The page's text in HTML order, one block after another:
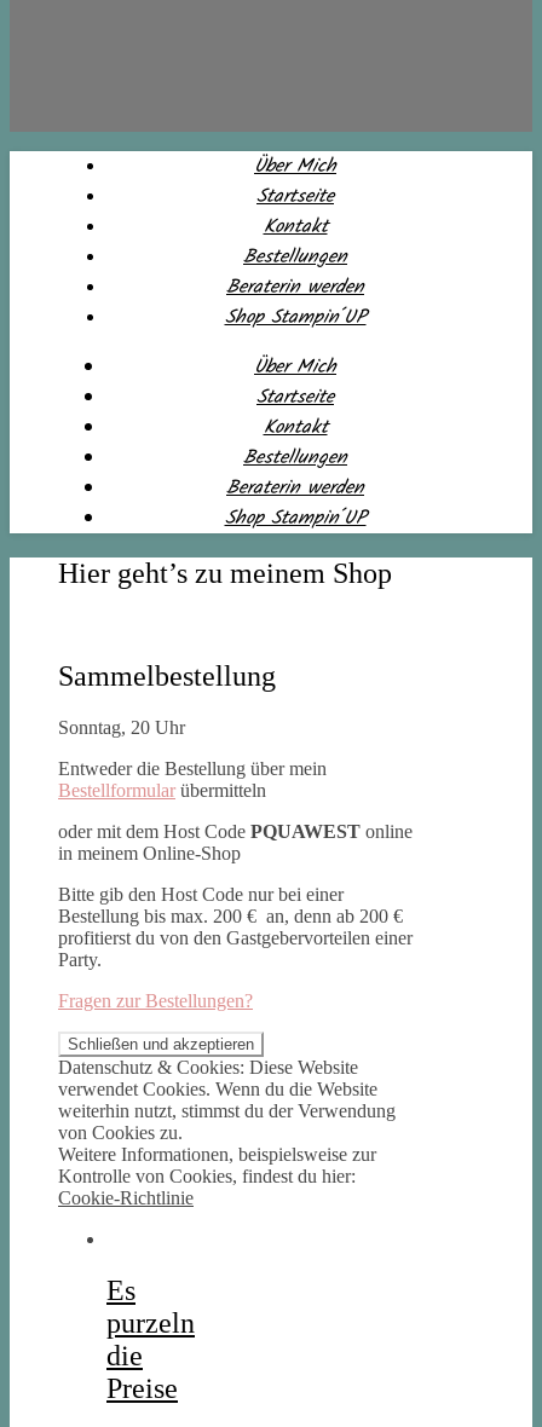
Über Mich
Startseite
Kontakt
Bestellungen
Beraterin werden
Shop Stampin´UP
Über Mich
Startseite
Kontakt
Bestellungen
Beraterin werden
Shop Stampin´UP
Hier geht’s zu meinem Shop
Sammelbestellung
Sonntag, 20 Uhr
Entweder die Bestellung über mein
Bestellformular übermitteln
oder mit dem Host Code PQUAWEST online
in meinem Online-Shop
Bitte gib den Host Code nur bei einer
Bestellung bis max. 200 € an, denn ab 200 €
profitierst du von den Gastgebervorteilen einer
Party.
Fragen zur Bestellungen?
Datenschutz & Cookies: Diese Website
verwendet Cookies. Wenn du die Website
weiterhin nutzt, stimmst du der Verwendung
von Cookies zu.
Weitere Informationen, beispielsweise zur
Kontrolle von Cookies, findest du hier:
Cookie-Richtlinie
Es
purzeln
die
Preise